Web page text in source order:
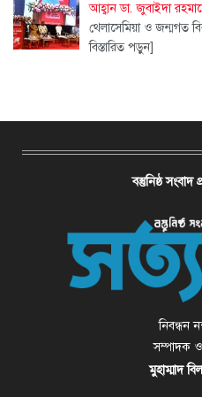
আহ্বান ডা. জুবাইদা
থেলাসেমিয়া ও জন্মগত
বিস্তারিত পড়ুন]
বস্তুনিষ্ঠ
নিবন্ধন
সম্পাদক
মুহাম্মাদ